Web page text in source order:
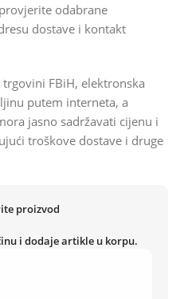
odabrane
dostave i kontakt
FBiH, elektronska
putem interneta, a
jasno sadržavati cijenu i
troškove dostave i druge
proizvod
i dodaje artikle u korpu.